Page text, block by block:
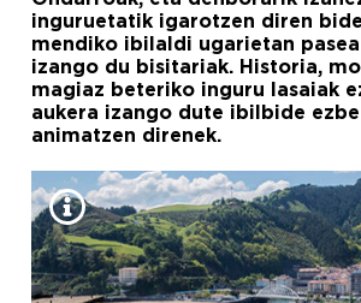
inguruetatik igarotzen diren
mendiko ibilaldi ugarietan
izango du bisitariak. Historia,
magiaz beteriko inguru lasaiak
aukera izango dute ibilbide
animatzen direnek.